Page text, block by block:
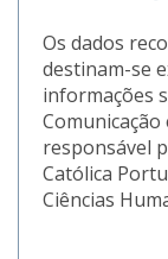
Os dados
destinam-se
informações
responsável
Católica
Ciências